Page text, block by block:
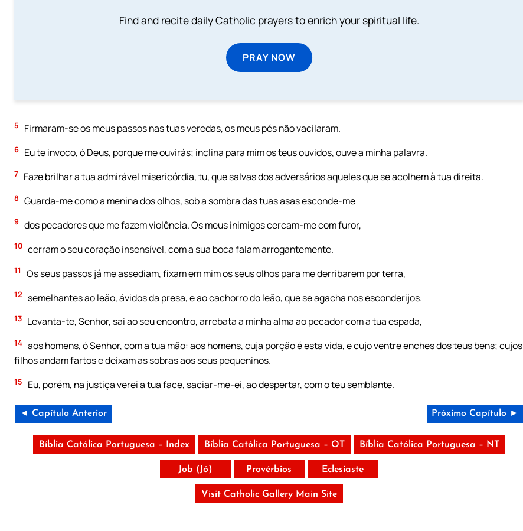
Find and recite daily Catholic prayers to enrich your spiritual life.
PRAY NOW
5 Firmaram-se os meus passos nas tuas veredas, os meus pés não vacilaram.
6 Eu te invoco, ó Deus, porque me ouvirás; inclina para mim os teus ouvidos, ouve a minha palavra.
7 Faze brilhar a tua admirável misericórdia, tu, que salvas dos adversários aqueles que se acolhem à tua direita.
8 Guarda-me como a menina dos olhos, sob a sombra das tuas asas esconde-me
9 dos pecadores que me fazem violência. Os meus inimigos cercam-me com furor,
10 cerram o seu coração insensível, com a sua boca falam arrogantemente.
11 Os seus passos já me assediam, fixam em mim os seus olhos para me derribarem por terra,
12 semelhantes ao leão, ávidos da presa, e ao cachorro do leão, que se agacha nos esconderijos.
13 Levanta-te, Senhor, sai ao seu encontro, arrebata a minha alma ao pecador com a tua espada,
14 aos homens, ó Senhor, com a tua mão: aos homens, cuja porção é esta vida, e cujo ventre enches dos teus bens; cujos
filhos andam fartos e deixam as sobras aos seus pequeninos.
15 Eu, porém, na justiça verei a tua face, saciar-me-ei, ao despertar, com o teu semblante.
◄ Capítulo Anterior Próximo Capítulo ►
Bíblia Católica Portuguesa – Index Bíblia Católica Portuguesa – OT Bíblia Católica Portuguesa – NT
Job (Jó) Provérbios Eclesiaste
Visit Catholic Gallery Main Site